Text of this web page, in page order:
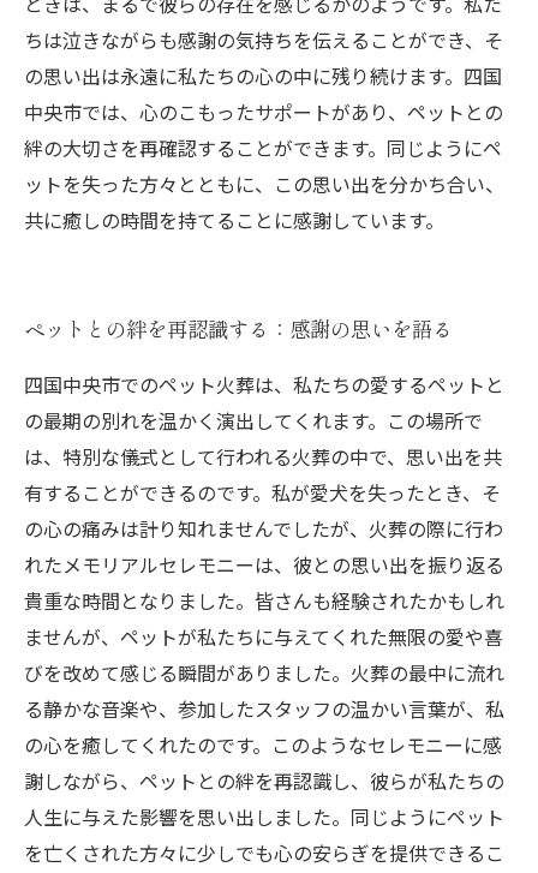
ちは泣きながらも感謝の気持ちを伝えることができ、そ
の思い出は永遠に私たちの心の中に残り続けます。四国
中央市では、心のこもったサポートがあり、ペットとの
絆の大切さを再確認することができます。同じようにペ
ットを失った方々とともに、この思い出を分かち合い、
共に癒しの時間を持てることに感謝しています。
ペットとの絆を再認識する：感謝の思いを語る
四国中央市でのペット火葬は、私たちの愛するペットと
の最期の別れを温かく演出してくれます。この場所で
は、特別な儀式として行われる火葬の中で、思い出を共
有することができるのです。私が愛犬を失ったとき、そ
の心の痛みは計り知れませんでしたが、火葬の際に行わ
れたメモリアルセレモニーは、彼との思い出を振り返る
貴重な時間となりました。皆さんも経験されたかもしれ
ませんが、ペットが私たちに与えてくれた無限の愛や喜
びを改めて感じる瞬間がありました。火葬の最中に流れ
る静かな音楽や、参加したスタッフの温かい言葉が、私
の心を癒してくれたのです。このようなセレモニーに感
謝しながら、ペットとの絆を再認識し、彼らが私たちの
人生に与えた影響を思い出しました。同じようにペット
を亡くされた方々に少しでも心の安らぎを提供できるこ